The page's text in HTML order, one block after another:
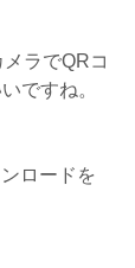
ラでQRコ
ですね。
ロードを